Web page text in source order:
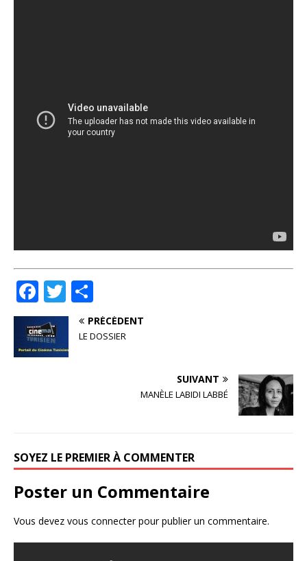
F
a
c
e
T
w
it
te
ar
ta
PRÉCÉDENT
LE DOSSIER
SUIVANT
MANÈLE LABIDI LABBÉ
SOYEZ LE PREMIER À COMMENTER
Poster un Commentaire
Vous devez vous connecterpour publier un commentaire.